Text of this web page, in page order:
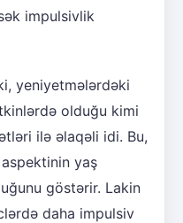
impulsivlik
yeniyetmələrdəki
olduğu kimi
ilə əlaqəli idi. Bu,
aspektinin yaş
göstərir. Lakin
daha impulsiv